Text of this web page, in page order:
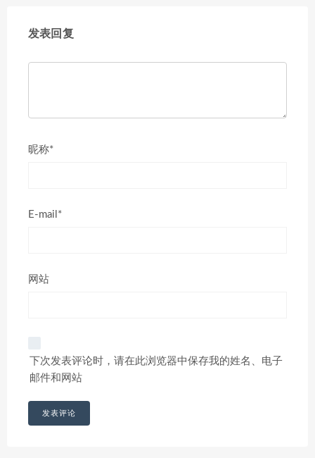
发表回复
昵称*
E-mail*
网站
下次发表评论时，请在此浏览器中保存我的姓名、电子
邮件和网站